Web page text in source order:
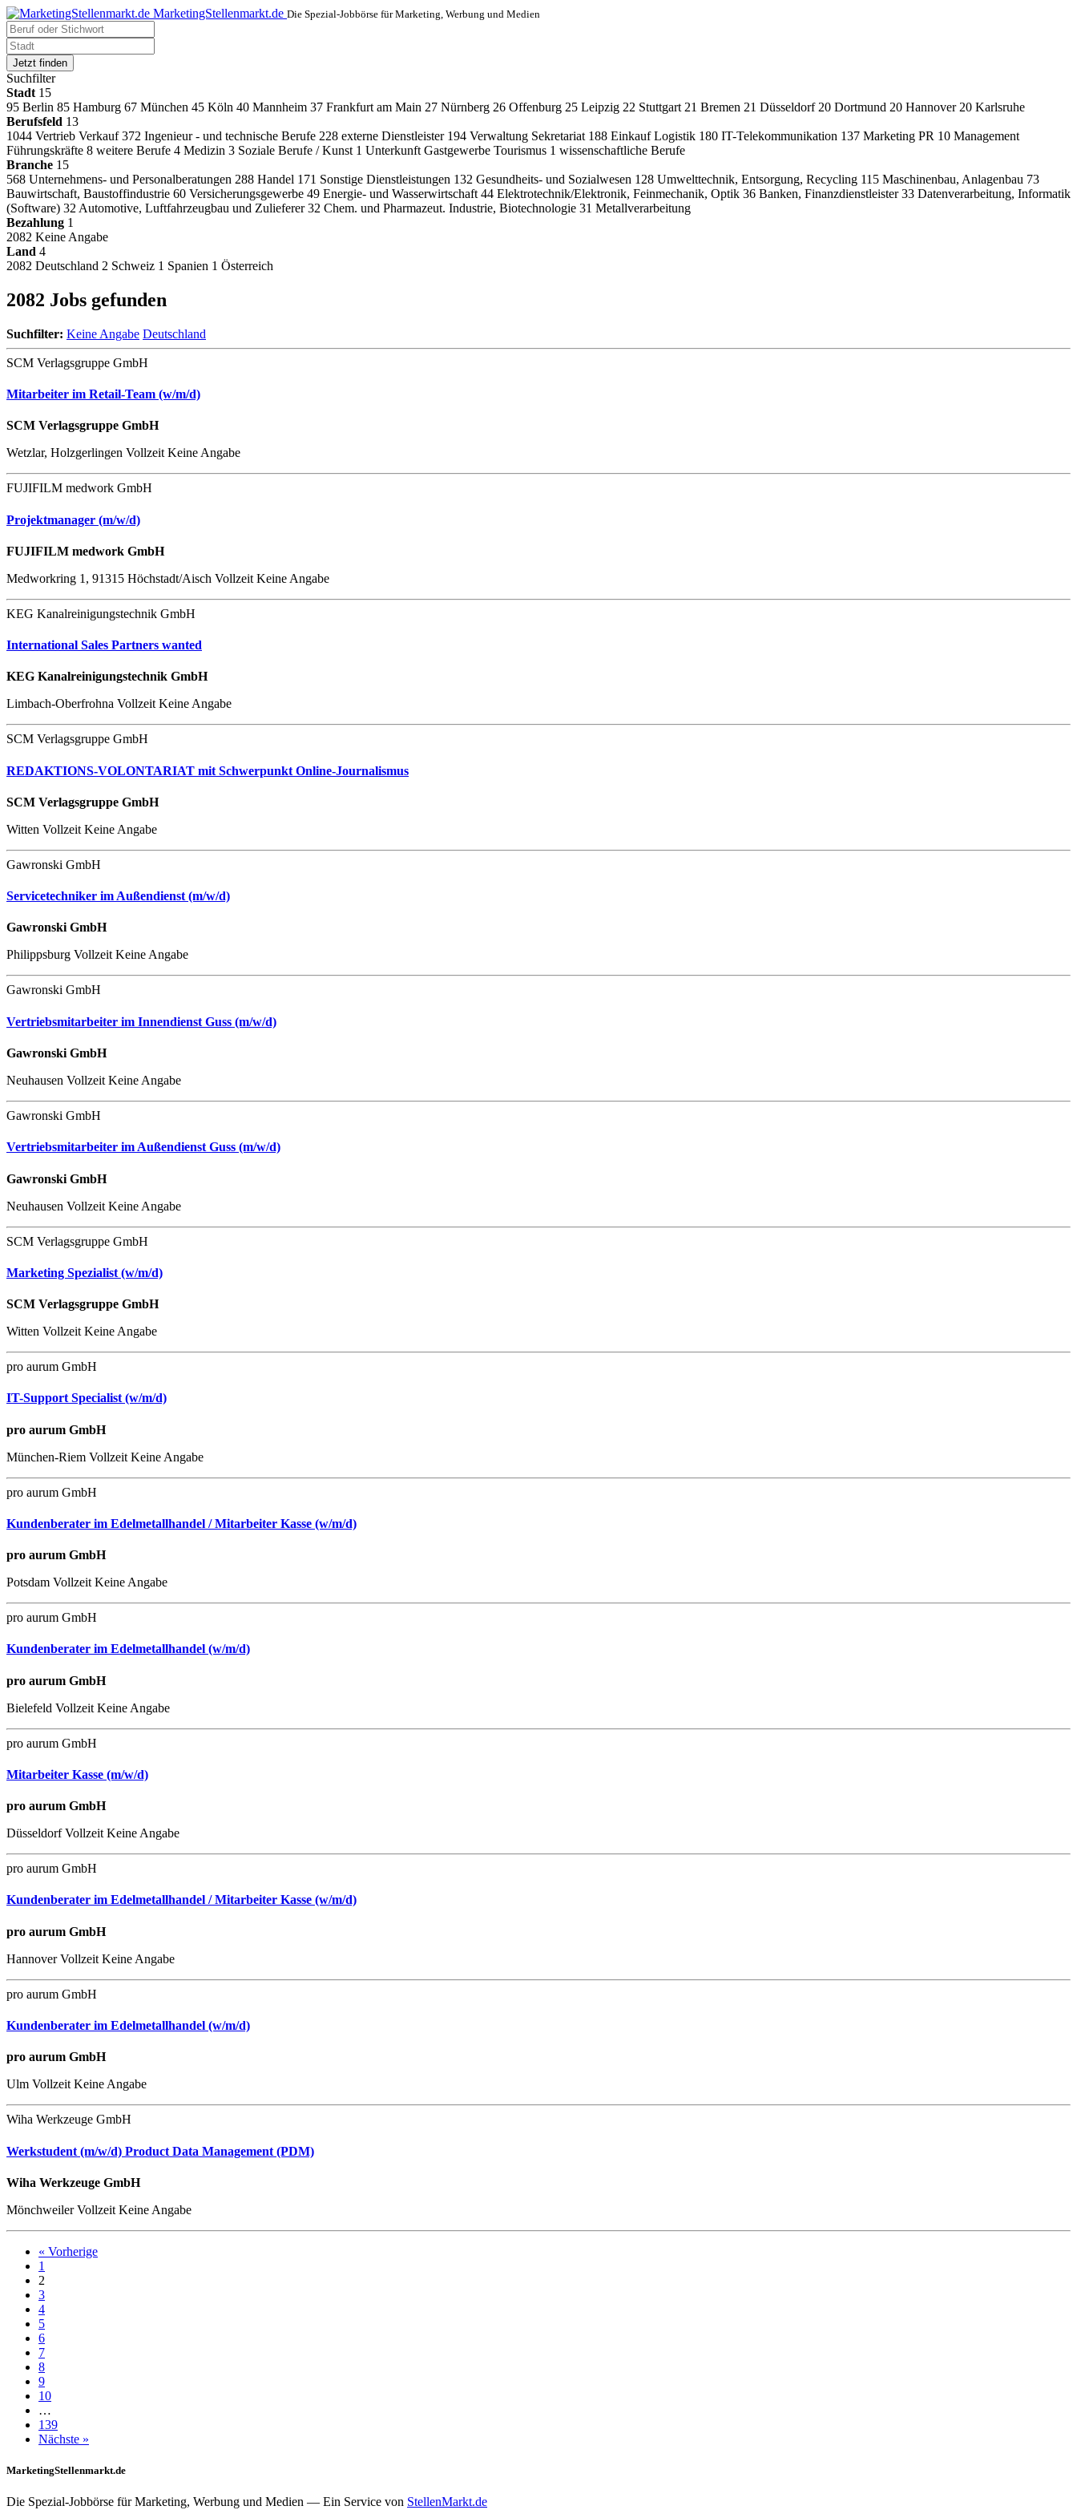
MarketingStellenmarkt.de Die Spezial-Jobbörse für Marketing, Werbung und Medien
Jetzt finden
Suchfilter
Stadt 15
95 Berlin 85 Hamburg 67 München 45 Köln 40 Mannheim 37 Frankfurt am Main 27 Nürnberg 26 Offenburg 25 Leipzig 22 Stuttgart 21 Bremen 21 Düsseldorf 20 Dortmund 20 Hannover 20 Karlsruhe
Berufsfeld 13
1044 Vertrieb Verkauf372 Ingenieur - und technische Berufe 228 externe Dienstleister 194 Verwaltung Sekretariat 188 Einkauf Logistik 180 IT-Telekommunikation 137 Marketing PR 10 Management
Führungskräfte 8 weitere Berufe 4 Medizin 3 Soziale Berufe / Kunst 1 Unterkunft Gastgewerbe Tourismus 1 wissenschaftliche Berufe
Branche 15
568 Unternehmens- und Personalberatungen 288 Handel 171 Sonstige Dienstleistungen 132 Gesundheits- und Sozialwesen 128 Umwelttechnik, Entsorgung, Recycling 115 Maschinenbau, Anlagenbau 73
Bauwirtschaft, Baustoffindustrie 60 Versicherungsgewerbe 49 Energie- und Wasserwirtschaft 44 Elektrotechnik/Elektronik, Feinmechanik, Optik 36 Banken, Finanzdienstleister33 Datenverarbeitung, Informatik
(Software) 32 Automotive, Luftfahrzeugbau und Zulieferer32 Chem. und Pharmazeut. Industrie, Biotechnologie 31 Metallverarbeitung
Bezahlung 1
2082 Keine Angabe
Land 4
2082 Deutschland 2 Schweiz 1 Spanien 1 Österreich
2082 Jobs gefunden
Suchfilter: Keine Angabe Deutschland
SCM Verlagsgruppe GmbH
Mitarbeiter im Retail-Team (w/m/d)
SCM Verlagsgruppe GmbH
Wetzlar, Holzgerlingen Vollzeit Keine Angabe
FUJIFILM medwork GmbH
Projektmanager (m/w/d)
FUJIFILM medwork GmbH
Medworkring 1, 91315 Höchstadt/Aisch Vollzeit Keine Angabe
KEG Kanalreinigungstechnik GmbH
International Sales Partners wanted
KEG Kanalreinigungstechnik GmbH
Limbach-Oberfrohna VollzeitKeine Angabe
SCM Verlagsgruppe GmbH
REDAKTIONS-VOLONTARIAT mit Schwerpunkt Online-Journalismus
SCM Verlagsgruppe GmbH
Witten Vollzeit Keine Angabe
Gawronski GmbH
Servicetechniker im Außendienst (m/w/d)
Gawronski GmbH
Philippsburg VollzeitKeine Angabe
Gawronski GmbH
Vertriebsmitarbeiter im Innendienst Guss (m/w/d)
Gawronski GmbH
Neuhausen Vollzeit Keine Angabe
Gawronski GmbH
Vertriebsmitarbeiter im Außendienst Guss (m/w/d)
Gawronski GmbH
Neuhausen Vollzeit Keine Angabe
SCM Verlagsgruppe GmbH
Marketing Spezialist (w/m/d)
SCM Verlagsgruppe GmbH
Witten Vollzeit Keine Angabe
pro aurum GmbH
IT-Support Specialist (w/m/d)
pro aurum GmbH
München-Riem Vollzeit Keine Angabe
pro aurum GmbH
Kundenberater im Edelmetallhandel / Mitarbeiter Kasse (w/m/d)
pro aurum GmbH
Potsdam Vollzeit Keine Angabe
pro aurum GmbH
Kundenberater im Edelmetallhandel (w/m/d)
pro aurum GmbH
Bielefeld Vollzeit Keine Angabe
pro aurum GmbH
Mitarbeiter Kasse (m/w/d)
pro aurum GmbH
DüsseldorfVollzeit Keine Angabe
pro aurum GmbH
Kundenberater im Edelmetallhandel / Mitarbeiter Kasse (w/m/d)
pro aurum GmbH
HannoverVollzeit Keine Angabe
pro aurum GmbH
Kundenberater im Edelmetallhandel (w/m/d)
pro aurum GmbH
Ulm Vollzeit Keine Angabe
Wiha Werkzeuge GmbH
Werkstudent (m/w/d) Product Data Management (PDM)
Wiha Werkzeuge GmbH
MönchweilerVollzeit Keine Angabe
« Vorherige
1
2
3
4
5
6
7
8
9
10
…
139
Nächste »
MarketingStellenmarkt.de
Die Spezial-Jobbörse für Marketing, Werbung und Medien — Ein Service von StellenMarkt.de